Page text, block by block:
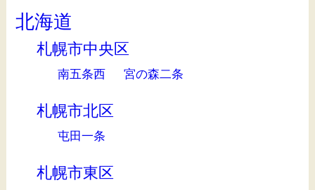
北海道
札幌市中央区
南五条西 宮の森二条
札幌市北区
屯田一条
札幌市東区